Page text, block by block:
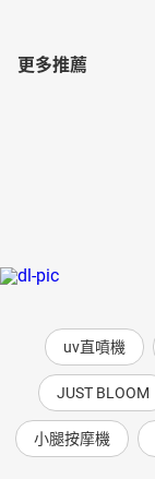
更多推薦
uv直噴機
JUST BLOOM
小腿按摩機